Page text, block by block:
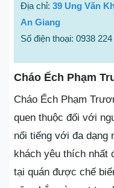
Địa chỉ: 39 Ung Văn
An Giang
Số điện thoại: 0938
Cháo Ếch Phạm
Cháo Ếch Phạm
quen thuộc đối với
nổi tiếng với đa dạng
khách yêu thích nhất
tại quán được chế